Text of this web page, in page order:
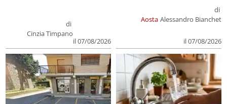
di
Cinzia Timpano
il 07/08/2026
Aosta
di
Alessandro Bianchet
il 07/08/2026